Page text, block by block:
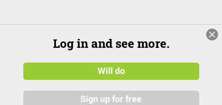
Log in and see more.
Will do
Sign up for free